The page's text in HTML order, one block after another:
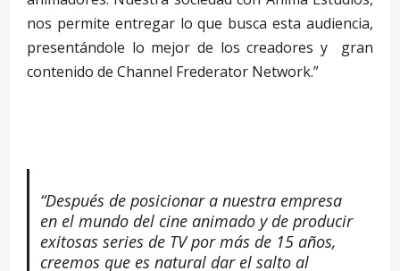
nos permite entregar lo que busca esta audiencia,
presentándole lo mejor de los creadores y gran
contenido de Channel Frederator Network.”
“Después de posicionar a nuestra empresa
en el mundo del cine animado y de producir
exitosas series de TV por más de 15 años,
creemos que es natural dar el salto al